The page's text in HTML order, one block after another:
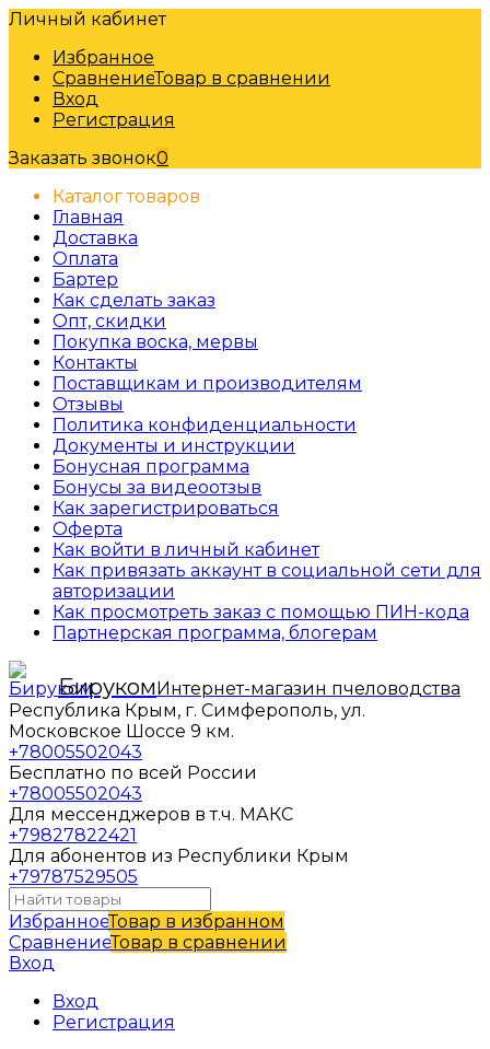
Личный кабинет
Избранное
СравнениеТовар в сравнении
Вход
Регистрация
Заказать звонок0
Каталог товаров
Главная
Доставка
Оплата
Бартер
Как сделать заказ
Опт, скидки
Покупка воска, мервы
Контакты
Поставщикам и производителям
Отзывы
Политика конфиденциальности
Документы и инструкции
Бонусная программа
Бонусы за видеоотзыв
Как зарегистрироваться
Оферта
Как войти в личный кабинет
Как привязать аккаунт в социальной сети для
авторизации
Как просмотреть заказ с помощью ПИН-кода
Партнерская программа, блогерам
БирукомИнтернет-магазин пчеловодства
Республика Крым, г. Симферополь, ул.
Московское Шоссе 9 км.
+78005502043
Бесплатно по всей России
+78005502043
Для мессенджеров в т.ч. МАКС
+79827822421
Для абонентов из Республики Крым
+79787529505
ИзбранноеТовар в избранном
СравнениеТовар в сравнении
Вход
Вход
Регистрация